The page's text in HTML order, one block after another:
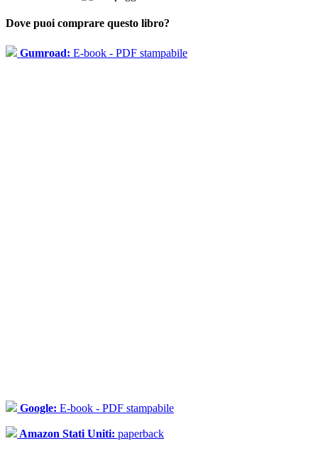
Dove puoi comprare questo libro?
Gumroad: E-book - PDF stampabile
Google: E-book - PDF stampabile
Amazon Stati Uniti: paperback